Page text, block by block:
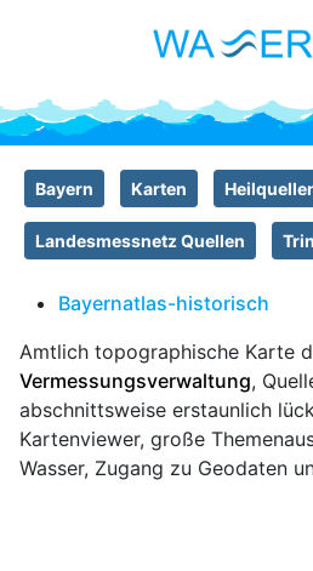
Bayern Karten
Landesmessnetz Quellen
Bayernatlas-historisch
Amtlich topographische Karte
Vermessungsverwaltung,
abschnittsweise erstaunlich
Kartenviewer, große
Wasser, Zugang zu Geodaten